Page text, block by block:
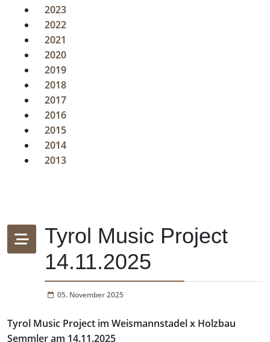
2023
2022
2021
2020
2019
2018
2017
2016
2015
2014
2013
Tyrol Music Project
14.11.2025
05. November 2025
Tyrol Music Project im Weismannstadel x Holzbau
Semmler am 14.11.2025